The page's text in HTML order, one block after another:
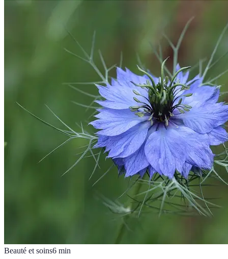
Beauté et soins6 min